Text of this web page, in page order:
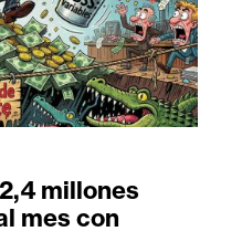
millones
mes con